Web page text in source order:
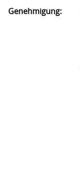
Genehmigung: